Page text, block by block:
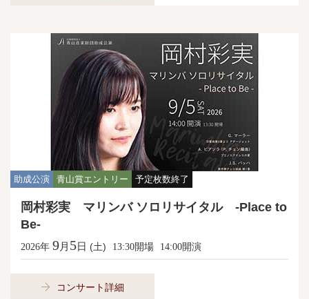
助成公演 青山賞エントリー 予定枚数終了
岡村彩実 マリンバ ソロリサイタル -Place to
Be-
2026年 9月 5日 (土) 13:30開場 14:00開演
コンサート詳細